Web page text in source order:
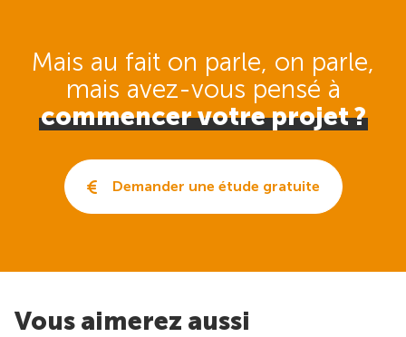
Mais au fait on parle, on parle,
mais avez-vous pensé à
commencer votre projet ?
Demander une étude gratuite
Vous aimerez aussi